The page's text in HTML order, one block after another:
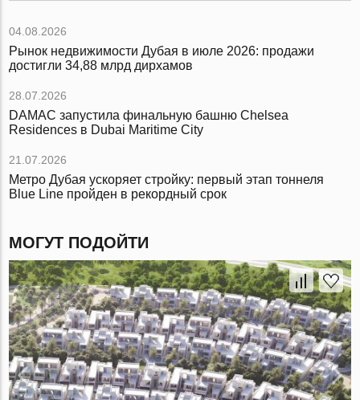
04.08.2026
Рынок недвижимости Дубая в июле 2026: продажи
достигли 34,88 млрд дирхамов
28.07.2026
DAMAC запустила финальную башню Chelsea
Residences в Dubai Maritime City
21.07.2026
Метро Дубая ускоряет стройку: первый этап тоннеля
Blue Line пройден в рекордный срок
МОГУТ ПОДОЙТИ